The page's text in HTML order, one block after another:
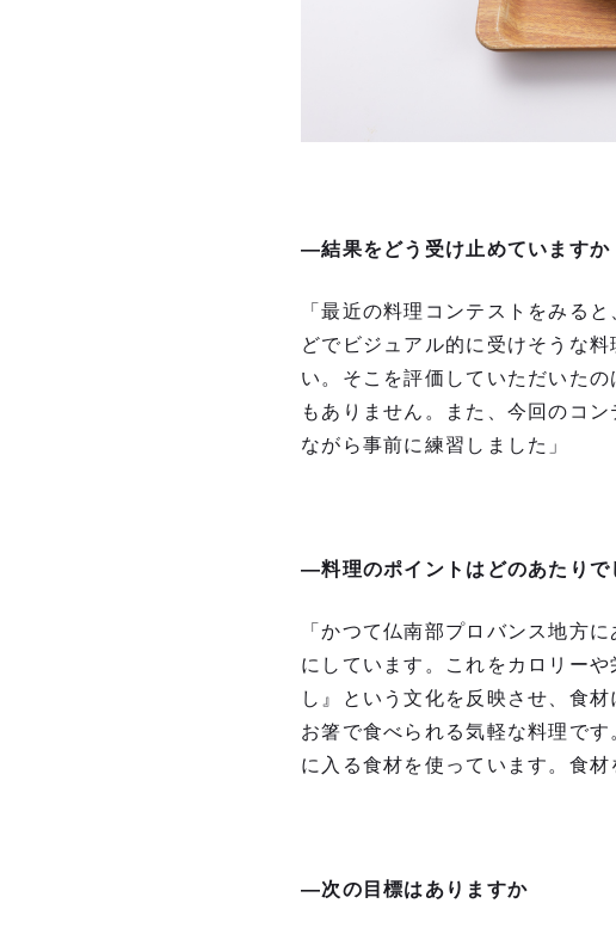
―結果をどう受け止めていますか
「最近の料理コンテストをみる
どでビジュアル的に受けそうな
い。そこを評価していただいた
もありません。また、今回のコ
ながら事前に練習しました」
―料理のポイントはどのあたりで
「かつて仏南部プロバンス地方
にしています。これをカロリー
し』という文化を反映させ、食
お箸で食べられる気軽な料理で
に入る食材を使っています。食材
―次の目標はありますか